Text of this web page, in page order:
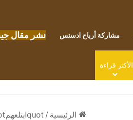
مشاركة أرباح ادسنس نشر مقال
الأكثر قراءة
الرئيسية / quotابتلعهمquot